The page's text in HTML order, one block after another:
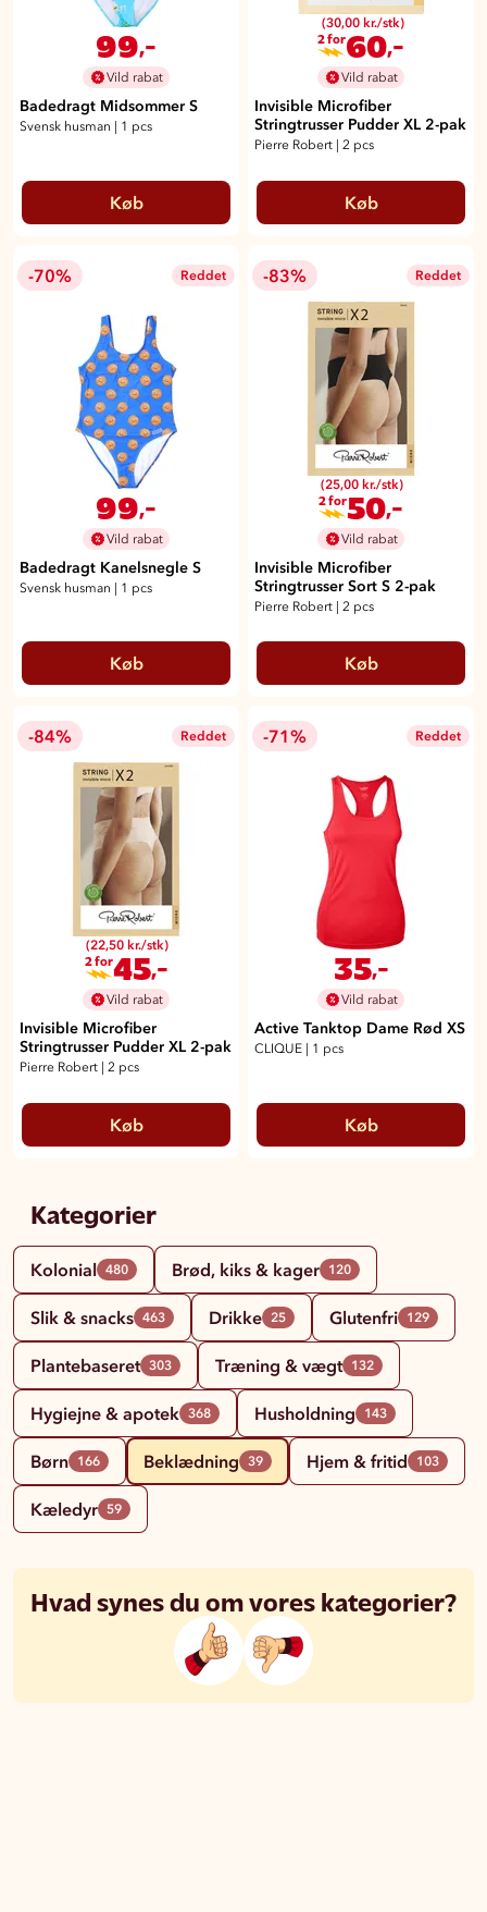
99,-
Vild rabat
Badedragt Midsommer S
Svensk husman 1 pcs
Køb
(30,00 kr./stk)
2 for60,-
Vild rabat
Invisible Microfiber
Stringtrusser Pudder XL 2-pak
Pierre Robert 2 pcs
Køb
-70% Reddet
99 ,-
Vild rabat
Badedragt Kanelsnegle S
Svensk husman | 1 pcs
Køb
-83% Reddet
(25,00 kr./stk)
2 for50 ,-
Vild rabat
Invisible Microfiber
Stringtrusser Sort S 2-pak
Pierre Robert | 2 pcs
Køb
-84% Reddet
(22,50 kr./stk)
2 for45,-
Vild rabat
Invisible Microfiber
Stringtrusser Pudder XL 2-pak
Pierre Robert 2 pcs
Køb
-71% Reddet
35,-
Vild rabat
Active Tanktop Dame Rød XS
CLIQUE 1 pcs
Køb
Kategorier
Kolonial 480 Brød, kiks & kager 120
Slik & snacks 463 Drikke 25 Glutenfri 129
Plantebaseret 303 Træning & vægt 132
Hygiejne & apotek 368 Husholdning 143
Børn 166 Beklædning 39 Hjem & fritid 103
Kæledyr 59
Hvad synes du om vores kategorier?